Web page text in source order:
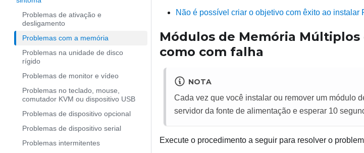
Problemas de ativação e
desligamento
Problemas com a memória
Problemas na unidade de disco
rígido
Problemas de monitor e vídeo
Problemas no teclado, mouse,
comutador KVM ou dispositivo USB
Problemas de dispositivo opcional
Problemas de dispositivo serial
Problemas intermitentes
Não é possível criar o objetivo com êxito ao instalar
Módulos de Memória
como com falha
NOTA
Cada vez que você instalar ou remover um módulo
servidor da fonte de alimentação e esperar 10
Execute o procedimento a seguir para resolver o